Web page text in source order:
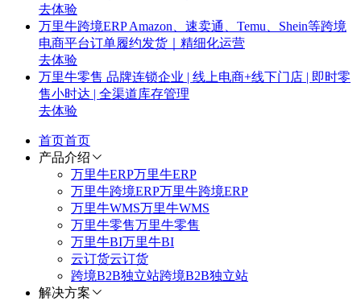
去体验
万里牛跨境ERP Amazon、速卖通、Temu、Shein等跨境
电商平台订单履约发货｜精细化运营
去体验
万里牛零售 品牌连锁企业 | 线上电商+线下门店 | 即时零
售小时达 | 全渠道库存管理
去体验
首页首页
产品介绍
万里牛ERP万里牛ERP
万里牛跨境ERP万里牛跨境ERP
万里牛WMS万里牛WMS
万里牛零售万里牛零售
万里牛BI万里牛BI
云订货云订货
跨境B2B独立站跨境B2B独立站
解决方案